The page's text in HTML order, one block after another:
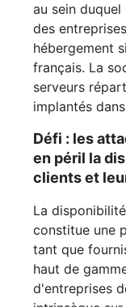
au sein
des
hébergement
français. La
serveurs
implantés
Défi : les
en péril la
clients et
La
constitue une
tant que
haut de
d'entreprises